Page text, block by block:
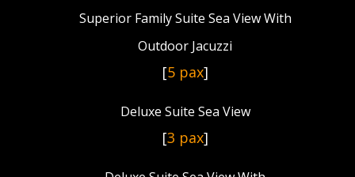
Superior Family Suite Sea View With
Outdoor Jacuzzi
[5 pax]
Deluxe Suite Sea View
[3 pax]